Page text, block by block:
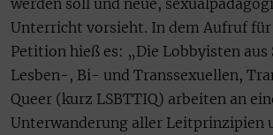
werden soll und neue,
Unterricht vorsieht. In dem Aufruf
Petition hieß es: „Die Lobbyisten aus
Lesben-, Bi- und Transsexuellen,
Queer (kurz LSBTTIQ) arbeiten an
Unterwanderung aller Leitprinzipien